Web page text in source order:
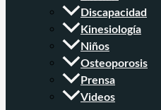
Discapacidad
Kinesiología
Niños
Osteoporosis
Prensa
Videos